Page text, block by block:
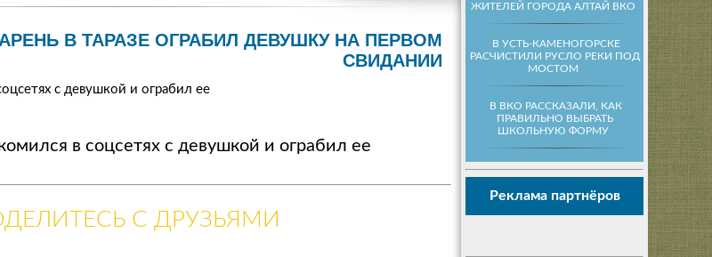
ЖИТЕЛЕЙ ГОРОДА АЛТАЙ ВКО
В УСТЬ-КАМЕНОГОРСКЕ
РАСЧИСТИЛИ РУСЛО РЕКИ ПОД
МОСТОМ
В ВКО РАССКАЗАЛИ, КАК
ПРАВИЛЬНО ВЫБРАТЬ
ШКОЛЬНУЮ ФОРМУ
Реклама партнёров
В ТАРАЗЕ ОГРАБИЛ ДЕВУШКУ НА ПЕРВОМ
СВИДАНИИ
с девушкой и ограбил ее
в соцсетях с девушкой и ограбил ее
С ДРУЗЬЯМИ